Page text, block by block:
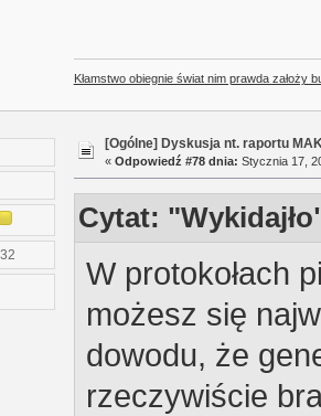
Kłamstwo obiegnie świat nim prawda założy
[Ogólne] Dyskusja nt. raportu
« Odpowiedź #78 dnia: Stycznia 17,
Cytat:
W protokołach
możesz się
dowodu, że
rzeczywiście